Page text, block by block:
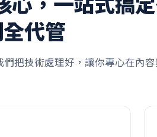
代管
把技術處理好，讓你專心在內